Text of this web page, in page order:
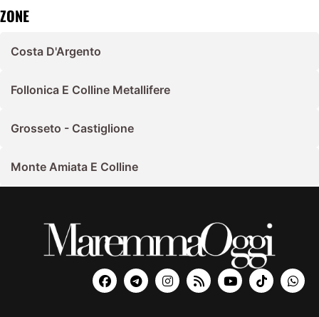
ZONE
Costa D'Argento
Follonica E Colline Metallifere
Grosseto - Castiglione
Monte Amiata E Colline